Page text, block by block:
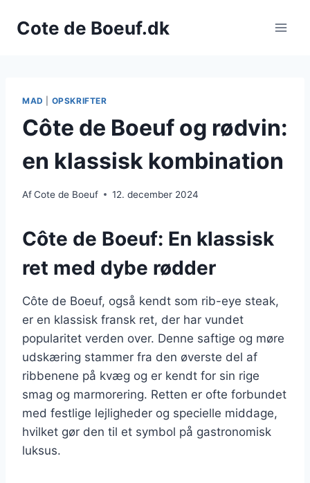
Cote de Boeuf.dk
MAD OPSKRIFTER
Côte de Boeuf og rødvin:
en klassisk kombination
AfCote de Boeuf 12. december 2024
Côte de Boeuf: En klassisk
ret med dybe rødder
Côte de Boeuf, også kendt som rib-eye steak,
er en klassisk fransk ret, der har vundet
popularitet verden over. Denne saftige og møre
udskæring stammer fra den øverste del af
ribbenene på kvæg og er kendt for sin rige
smag og marmorering. Retten er ofte forbundet
med festlige lejligheder og specielle middage,
hvilket gør den til et symbol på gastronomisk
luksus.